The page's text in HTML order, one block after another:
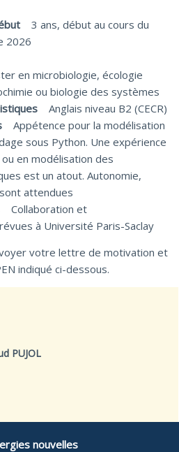
3 ans, début au cours du
2026
en microbiologie, écologie
ou biologie des systèmes
Anglais niveau B2 (CECR)
Appétence pour la modélisation
sous Python. Une expérience
en modélisation des
est un atout. Autonomie,
attendues
Collaboration et
à Université Paris-Saclay
votre lettre de motivation et
indiqué ci-dessous.
PUJOL
nouvelles